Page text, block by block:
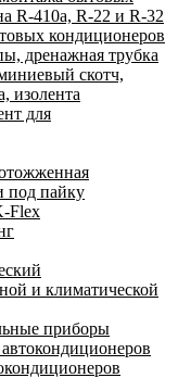
R-410а, R-22 и R-32
кондиционеров
дренажная трубка
скотч,
изолента
для
под пайку
Flex
и климатической
приборы